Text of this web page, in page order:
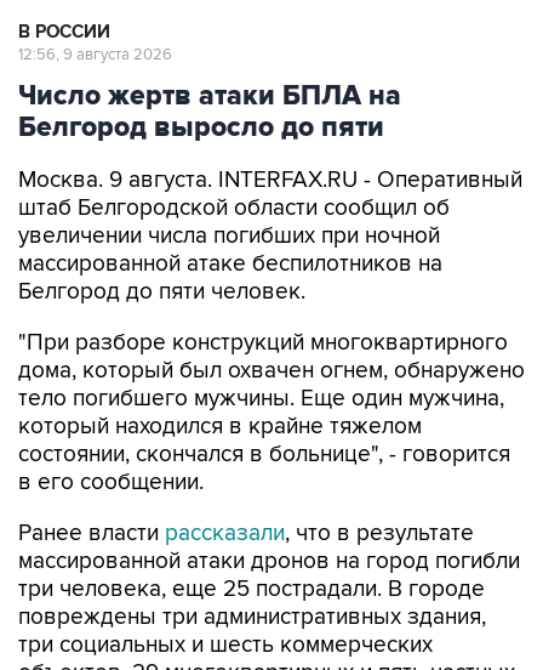
Число жертв атаки БПЛА на
Белгород выросло до пяти
Москва. 9 августа. INTERFAX.RU - Оперативный
увеличении числа погибших при ночной
массированной атаке беспилотников на
Белгород до пяти человек.
"При разборе конструкций многоквартирного
тело погибшего мужчины. Еще один мужчина,
который находился в крайне тяжелом
состоянии, скончался в больнице", - говорится
в его сообщении.
Ранее властирассказали
три человека, еще 25 пострадали. В городе
повреждены три административных здания,
три социальных и шесть коммерческих
объектов, 29 многоквартирных и пять частных
домов.